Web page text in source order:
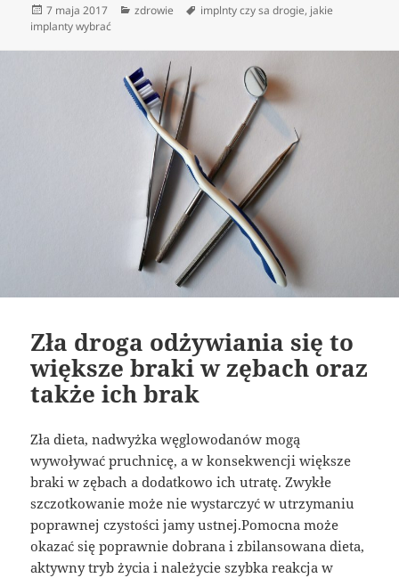
Data
publikacji
7 maja 2017 Kategorie
zdrowie Tagi
implnty czy sa drogie, jakie
implanty wybrać
Zła droga odżywiania się to
większe braki w zębach oraz
także ich brak
Zła dieta, nadwyżka węglowodanów mogą
wywoływać pruchnicę, a w konsekwencji większe
braki w zębach a dodatkowo ich utratę. Zwykłe
szczotkowanie może nie wystarczyć w utrzymaniu
poprawnej czystości jamy ustnej.Pomocna może
okazać się poprawnie dobrana i zbilansowana dieta,
aktywny tryb życia i należycie szybka reakcja w